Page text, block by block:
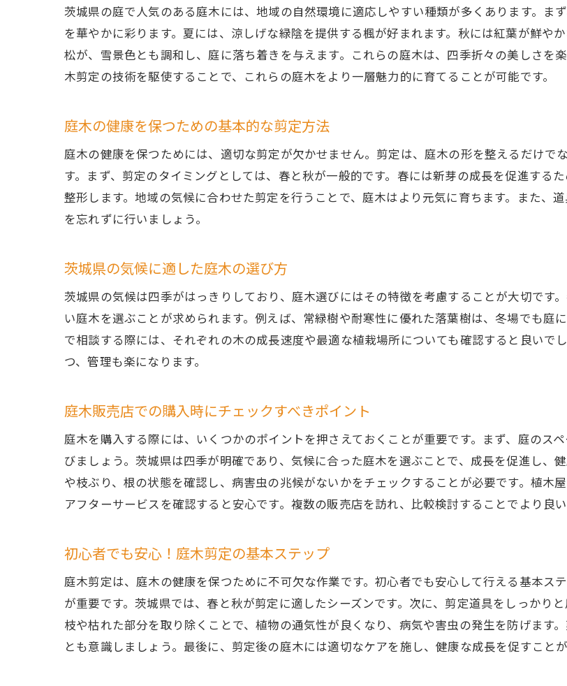
初心者でもできる簡単な剪定テクニック
庭木剪定における安全対策
庭木の種類に応じた剪定の基本
剪定後の庭木のケア方法
四季折々の庭木ケア茨城県の気候に合わせた剪定法
春の庭木剪定で新芽を活かす方法
夏の庭木ケアで注意すべきポイント
秋の庭木剪定で翌年の開花を促す
庭木剪定のプロが教える茨城県で庭を魅力的に演
プロの技術で庭全体の調和を図る
デザイン性を高める剪定のテクニック
庭全体の景観を考えた剪定プラン
剪定で庭をより魅力的に見せるコツ
茨城県の庭木販売情報おすすめの種類と選び方
茨城県で人気の庭木ベストセレクション
庭木購入時のポイントと注意事項
庭木の成長環境に合わせた選び方
茨城県の庭木市場最新トレンド
茨城県の庭に最適な庭木の選び方と剪定のタイミ
茨城県の庭で人気のある庭木には、地域の自然環境に適応しやすい種類が多くあります。ま
を華やかに彩ります。夏には、涼しげな緑陰を提供する楓が好まれます。秋には紅葉が鮮や
松が、雪景色とも調和し、庭に落ち着きを与えます。これらの庭木は、四季折々の美しさを
木剪定の技術を駆使することで、これらの庭木をより一層魅力的に育てることが可能です。
庭木の健康を保つための基本的な剪定方法
庭木の健康を保つためには、適切な剪定が欠かせません。剪定は、庭木の形を整えるだけで
す。まず、剪定のタイミングとしては、春と秋が一般的です。春には新芽の成長を促進する
整形します。地域の気候に合わせた剪定を行うことで、庭木はより元気に育ちます。また、
を忘れずに行いましょう。
茨城県の気候に適した庭木の選び方
茨城県の気候は四季がはっきりしており、庭木選びにはその特徴を考慮することが大切です
い庭木を選ぶことが求められます。例えば、常緑樹や耐寒性に優れた落葉樹は、冬場でも庭
で相談する際には、それぞれの木の成長速度や最適な植栽場所についても確認すると良いで
つ、管理も楽になります。
庭木販売店での購入時にチェックすべきポイント
庭木を購入する際には、いくつかのポイントを押さえておくことが重要です。まず、庭のス
びましょう。茨城県は四季が明確であり、気候に合った庭木を選ぶことで、成長を促進し、
や枝ぶり、根の状態を確認し、病害虫の兆候がないかをチェックすることが必要です。植木
アフターサービスを確認すると安心です。複数の販売店を訪れ、比較検討することでより良い
初心者でも安心！庭木剪定の基本ステップ
庭木剪定は、庭木の健康を保つために不可欠な作業です。初心者でも安心して行える基本ス
が重要です。茨城県では、春と秋が剪定に適したシーズンです。次に、剪定道具をしっかり
枝や枯れた部分を取り除くことで、植物の通気性が良くなり、病気や害虫の発生を防げます
とも意識しましょう。最後に、剪定後の庭木には適切なケアを施し、健康な成長を促すことが